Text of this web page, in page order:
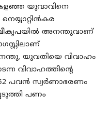
യുവാവിനെ
അനന്തുവാണ്
യുവതിയെ വിവാഹം
വിവാഹത്തിന്റെ
പവൻ സ്വർണാഭരണം
പണം